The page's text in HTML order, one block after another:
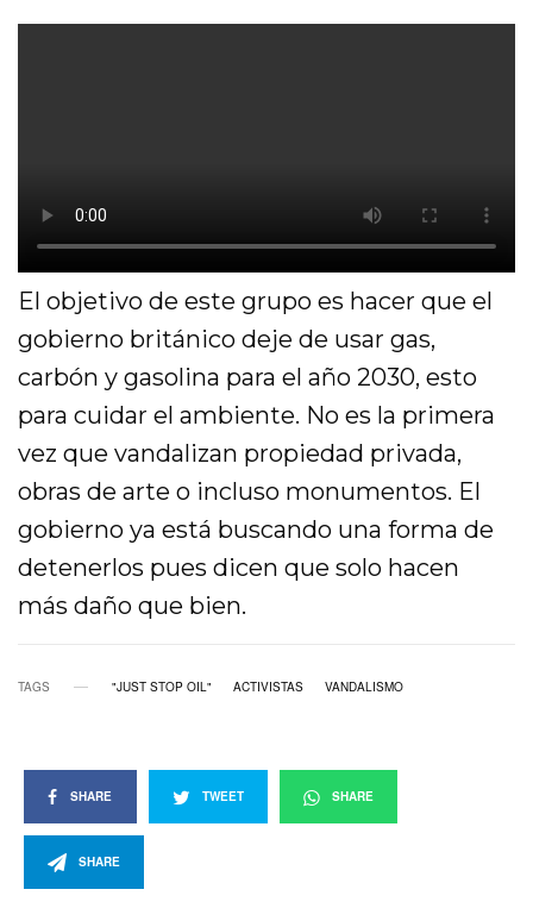
El objetivo de este grupo es hacer que el
gobierno británico deje de usar gas,
carbón y gasolina para el año 2030, esto
para cuidar el ambiente. No es la primera
vez que vandalizan propiedad privada,
obras de arte o incluso monumentos. El
gobierno ya está buscando una forma de
detenerlos pues dicen que solo hacen
más daño que bien.
TAGS "JUST STOP OIL" ACTIVISTAS VANDALISMO
SHARE TWEET SHARE
SHARE